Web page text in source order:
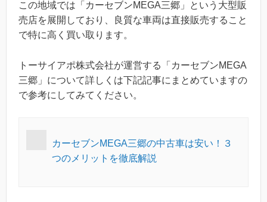
この地域では「カーセブンMEGA三郷」という大型販
売店を展開しており、良質な車両は直接販売すること
で特に高く買い取ります。
トーサイアポ株式会社が運営する「カーセブンMEGA
三郷」について詳しくは下記記事にまとめていますの
で参考にしてみてください。
カーセブンMEGA三郷の中古車は安い！３
つのメリットを徹底解説